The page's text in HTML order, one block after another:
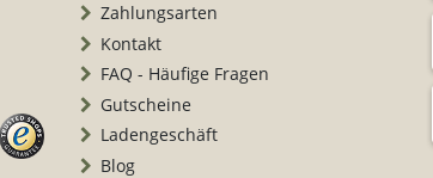
Zahlungsarten
Kontakt
FAQ - Häufige Fragen
Gutscheine
Ladengeschäft
Blog